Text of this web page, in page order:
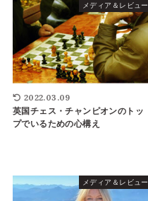
メディア＆レビュー
2022.03.09
英国チェス・チャンピオンのトッ
プでいるための心構え
メディア＆レビュー